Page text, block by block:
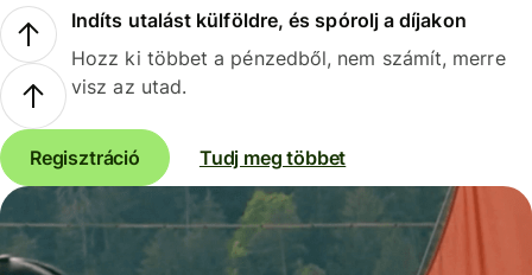
Indíts utalást külföldre, és spórolj a díjakon
Hozz ki többet a pénzedből, nem számít, merre
visz az utad.
Regisztráció Tudj meg többet